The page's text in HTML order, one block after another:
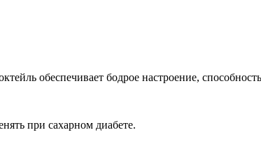
обеспечивает бодрое настроение,
при сахарном диабете.